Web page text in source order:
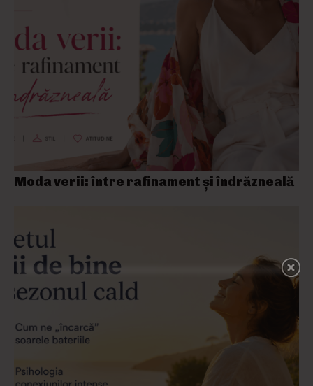
Moda verii: între rafinament și îndrăzneală